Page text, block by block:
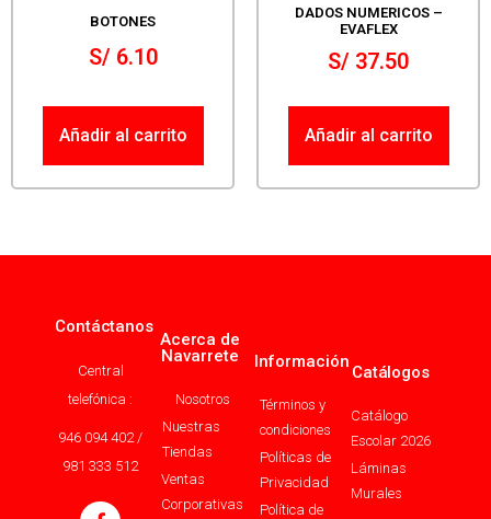
BOTONES
S/6.10
Añadir al carrito
DADOS NUMERICOS –
EVAFLEX
S/ 37.50
Añadir al carrito
Contáctanos
Central
telefónica :
946 094 402 /
981 333 512
Acerca de
Navarrete
Nosotros
Nuestras
Tiendas
Ventas
Corporativas
Información
Términos y
condiciones
Políticas de
Privacidad
Política de
Catálogos
Catálogo
Escolar 2026
Láminas
Murales